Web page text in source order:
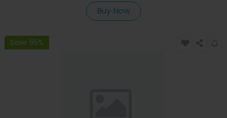
Buy Now
Save 65%